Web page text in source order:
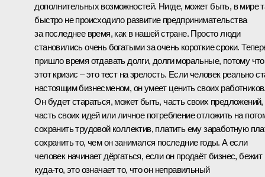
дополнительных возможностей. Нигде, может быть, в мире
быстро не происходило развитие предпринимательства
за последнее время, как в нашей стране. Просто люди
становились очень богатыми за очень короткие сроки.
пришло время отдавать долги, долги моральные, потому что
этот кризис – это тест на зрелость. Если человек реально
настоящим бизнесменом, он умеет ценить своих
Он будет стараться, может быть, часть своих предложений,
часть своих идей или личное потребление отложить на
сохранить трудовой коллектив, платить ему заработную
сохранить то, чем он занимался последние годы. А если
человек начинает дёргаться, если он продаёт бизнес, бежит
куда‑то, это означает то, что он неправильный